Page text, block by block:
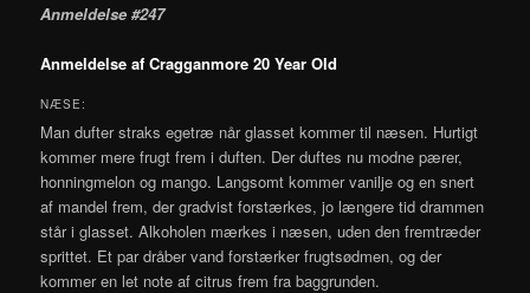
Anmeldelse #247
Anmeldelse af Cragganmore 20 Year Old
NÆSE:
Man dufter straks egetræ når glasset kommer til næsen. Hurtigt
kommer mere frugt frem i duften. Der duftes nu modne pærer,
honningmelon og mango. Langsomt kommer vanilje og en snert
af mandel frem, der gradvist forstærkes, jo længere tid drammen
står i glasset. Alkoholen mærkes i næsen, uden den fremtræder
sprittet. Et par dråber vand forstærker frugtsødmen, og der
kommer en let note af citrus frem fra baggrunden.